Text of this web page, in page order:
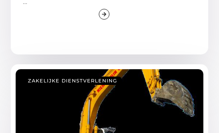
ZAKELIJKE DIENSTVERLENING